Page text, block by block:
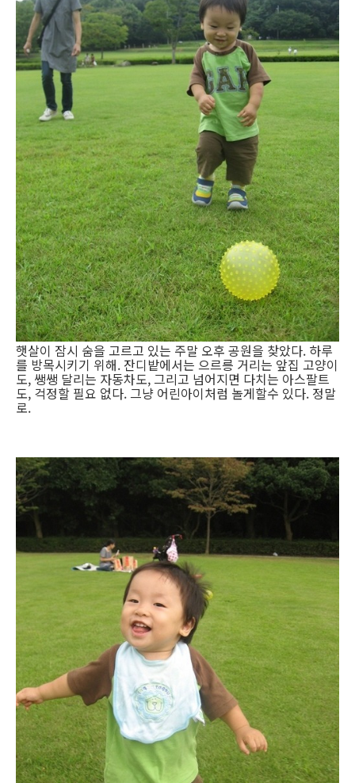
햇살이 잠시 숨을 고르고 있는 주말 오후 공원을 찾았다. 하루
를 방목시키기 위해. 잔디밭에서는 으르릉 거리는 앞집 고양이
도, 쌩쌩 달리는 자동차도, 그리고 넘어지면 다치는 아스팔트
도, 걱정할 필요 없다. 그냥 어린아이처럼 놀게할수 있다. 정말
로.